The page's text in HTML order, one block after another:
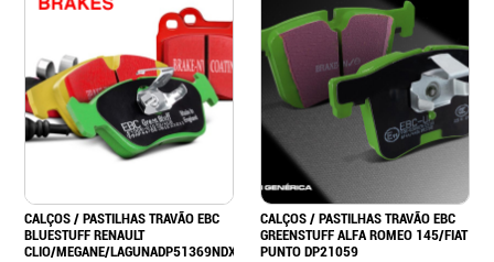
CALÇOS / PASTILHAS TRAVÃO EBC
BLUESTUFF RENAULT
CLIO/MEGANE/LAGUNADP51369NDX
CALÇOS / PASTILHAS TRAVÃO EBC
GREENSTUFF ALFA ROMEO 145/FIAT
PUNTO DP21059